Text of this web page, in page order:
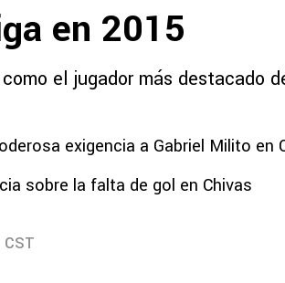
en 2015
el jugador más destacado
exigencia a Gabriel Milito en
sobre la falta de gol en Chivas